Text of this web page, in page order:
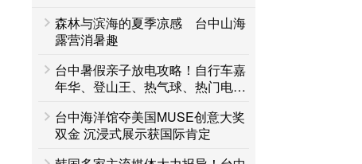
森林与滨海的夏季凉感 台中山海
露营消暑趣
台中暑假亲子放电攻略！自行车嘉
年华、登山王、热气球、热门电影
台中海洋馆夺美国MUSE创意大奖
双金 沉浸式展示获国际肯定